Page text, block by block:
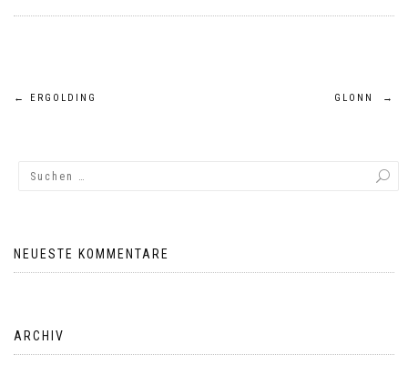
Beitragsnavigation
← ERGOLDING GLONN →
NEUESTE KOMMENTARE
ARCHIV